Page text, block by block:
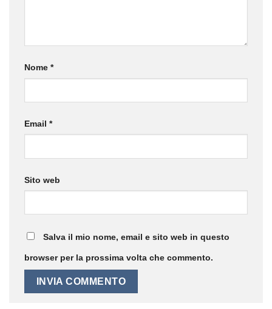
Nome *
Email *
Sito web
Salva il mio nome, email e sito web in questo
browser per la prossima volta che commento.